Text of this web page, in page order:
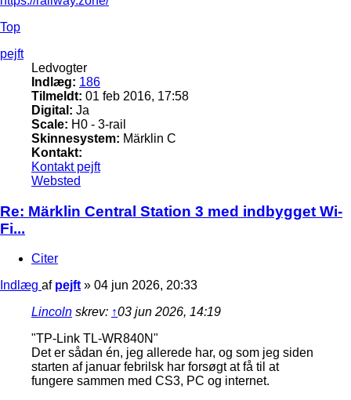
Top
pejft
Ledvogter
Indlæg: 186
Tilmeldt: 01 feb 2016, 17:58
Digital: Ja
Scale: H0 - 3-rail
Skinnesystem: Märklin C
Kontakt:
Kontakt pejft
Websted
Re: Märklin Central Station 3 med indbygget Wi-
Fi...
Citer
Indlæg af pejft » 04 jun 2026, 20:33
Lincoln skrev: ↑03 jun 2026, 14:19
"TP-Link TL-WR840N"
Det er sådan én, jeg allerede har, og som jeg siden
starten af januar febrilsk har forsøgt at få til at
fungere sammen med CS3, PC og internet.